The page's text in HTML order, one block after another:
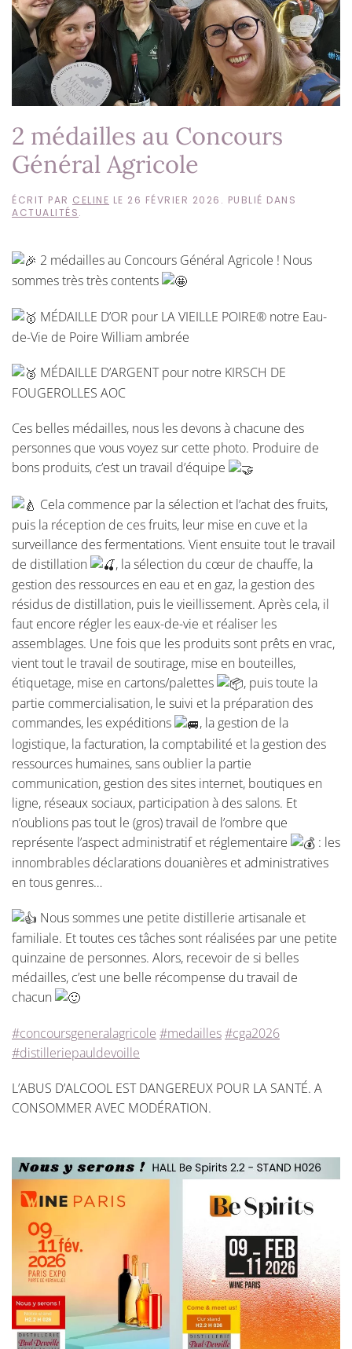
2 médailles au Concours
Général Agricole
ÉCRIT PAR CELINE LE 26 FÉVRIER 2026 . PUBLIÉ DANS
ACTUALITÉS.
2 médailles au Concours Général Agricole ! Nous
sommes très très contents
MÉDAILLE D’OR pour LA VIEILLE POIRE® notre Eau-
de-Vie de Poire William ambrée
MÉDAILLE D’ARGENT pour notre KIRSCH DE
FOUGEROLLES AOC
Ces belles médailles, nous les devons à chacune des
personnes que vous voyez sur cette photo. Produire de
bons produits, c’est un travail d’équipe
Cela commence par la sélection et l’achat des fruits,
puis la réception de ces fruits, leur mise en cuve et la
surveillance des fermentations. Vient ensuite tout le travail
de distillation
, la sélection du cœur de chauffe, la
gestion des ressources en eau et en gaz, la gestion des
résidus de distillation, puis le vieillissement. Après cela, il
faut encore régler les eaux-de-vie et réaliser les
assemblages. Une fois que les produits sont prêts en vrac,
vient tout le travail de soutirage, mise en bouteilles,
étiquetage, mise en cartons/palettes
, puis toute la
partie commercialisation, le suivi et la préparation des
commandes, les expéditions
, la gestion de la
logistique, la facturation, la comptabilité et la gestion des
ressources humaines, sans oublier la partie
communication, gestion des sites internet, boutiques en
ligne, réseaux sociaux, participation à des salons. Et
n’oublions pas tout le (gros) travail de l’ombre que
représente l’aspect administratif et réglementaire
: les
innombrables déclarations douanières et administratives
en tous genres…
Nous sommes une petite distillerie artisanale et
familiale. Et toutes ces tâches sont réalisées par une petite
quinzaine de personnes. Alors, recevoir de si belles
médailles, c’est une belle récompense du travail de
chacun
#concoursgeneralagricole #medailles#cga2026
#distilleriepauldevoille
L’ABUS D’ALCOOL EST DANGEREUX POUR LA SANTÉ. A
CONSOMMER AVEC MODÉRATION.